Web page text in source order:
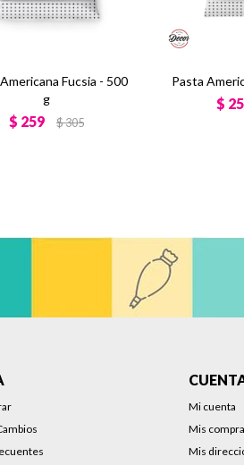
Fucsia - 500
g
$ 259 $305
Pasta
$
Mi cuenta
Mis
Mis